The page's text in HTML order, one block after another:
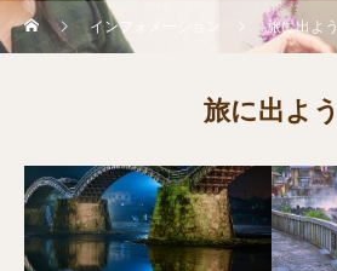
インフォメーション 旅に出よう
旅に出よう